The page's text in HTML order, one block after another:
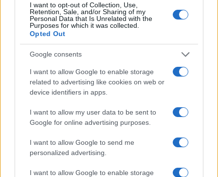
I want to opt-out of Collection, Use,
Retention, Sale, and/or Sharing of my
Personal Data that Is Unrelated with the
Purposes for which it was collected.
Opted Out
Google consents
I want to allow Google to enable storage
related to advertising like cookies on web or
device identifiers in apps.
I want to allow my user data to be sent to
Google for online advertising purposes.
I want to allow Google to send me
personalized advertising.
I want to allow Google to enable storage
Fifa e Infantino: il presidente resiste alle pressioni
dopo il piano di privatizzazione
Andrea Conforti · 6 Ago 2026
CALCIO